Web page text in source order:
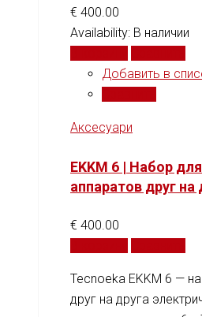
€ 400.00
Availability: В наличии
Добавить в
Аксесуари
EKKM 6 | Набор
аппаратов друг на
€ 400.00
Tecnoeka EKKM 6 —
друг на друга